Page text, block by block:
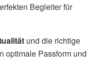
Begleiter für
und die richtige
optimale Passform und